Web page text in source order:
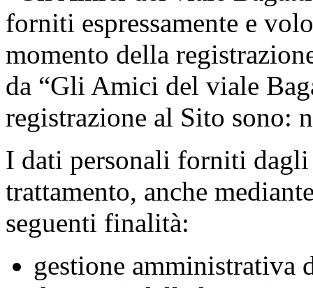
forniti espressamente e
momento della
da “Gli Amici del viale
registrazione al Sito sono:
I dati personali forniti
trattamento, anche
seguenti finalità:
gestione amministrativa